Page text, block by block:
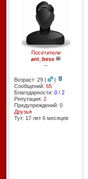
Посетители
ant_bess
--
Возраст: 29 |
|
Сообщений: 65
Благодарности: 0/ 2
Репутация: 2
Предупреждений: 0
Друзья
Тут: 17 лет 6 месяцев